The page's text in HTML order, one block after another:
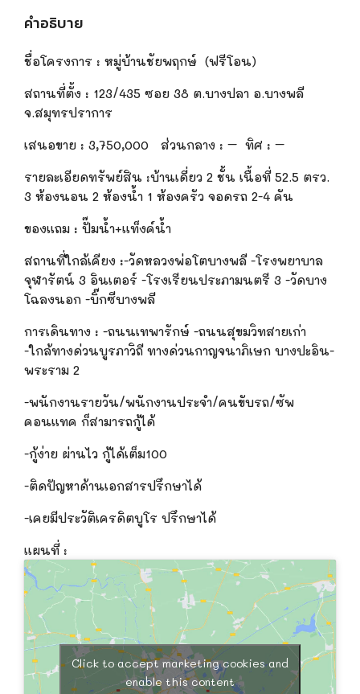
คำอธิบาย
ชื่อโครงการ : หมู่บ้านชัยพฤกษ์ (ฟรีโอน)
สถานที่ตั้ง : 123/435 ซอย 38 ต.บางปลา อ.บางพลี
จ.สมุทรปราการ
เสนอขาย : 3,750,000
ส่วนกลาง : – ทิศ : –
รายละเอียดทรัพย์สิน :บ้านเดี่ยว 2 ชั้น เนื้อที่ 52.5 ตรว.
3 ห้องนอน 2 ห้องน้ำ 1 ห้องครัว จอดรถ 2-4 คัน
ของแถม : ปั๊มน้ำ+แท็งค์น้ำ
สถานที่ใกล้เคียง :-วัดหลวงพ่อโตบางพลี -โรงพยาบาล
จุฬารัตน์ 3 อินเตอร์ -โรงเรียนประภามนตรี 3 -วัดบาง
โฉลงนอก -บิ๊กซีบางพลี
การเดินทาง : -ถนนเทพารักษ์ -ถนนสุขมวิทสายเก่า
-ใกล้ทางด่วนบูรภาวิถี ทางด่วนกาญจนาภิเษก บางปะอิน-
พระราม 2
-พนักงานรายวัน/พนักงานประจำ/คนขับรถ/ซัพ
คอนแทค ก็สามารถกู้ได้
-กู้ง่าย ผ่านไว กู้ได้เต็ม100
-ติดปัญหาด้านเอกสารปรึกษาได้
-เคยมีประวัติเครดิตบูโร ปรึกษาได้
แผนที่ :
Click to accept marketing cookies and
enable this content